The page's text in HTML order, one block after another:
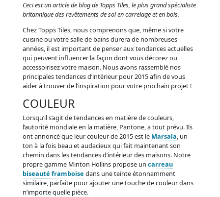
Ceci est un article de blog de Topps Tiles, le plus grand spécialiste
britannique des revêtements de sol en carrelage et en bois.
Chez Topps Tiles, nous comprenons que, même si votre
cuisine ou votre salle de bains durera de nombreuses
années, il est important de penser aux tendances actuelles
qui peuvent influencer la façon dont vous décorez ou
accessoirisez votre maison. Nous avons rassemblé nos
principales tendances d’intérieur pour 2015 afin de vous
aider à trouver de l’inspiration pour votre prochain projet !
COULEUR
Lorsqu’il s’agit de tendances en matière de couleurs,
l’autorité mondiale en la matière, Pantone, a tout prévu. Ils
ont annoncé que leur couleur de 2015 est le Marsala, un
ton à la fois beau et audacieux qui fait maintenant son
chemin dans les tendances d’intérieur des maisons. Notre
propre gamme Minton Hollins propose un carreau
biseauté framboise dans une teinte étonnamment
similaire, parfaite pour ajouter une touche de couleur dans
n’importe quelle pièce.